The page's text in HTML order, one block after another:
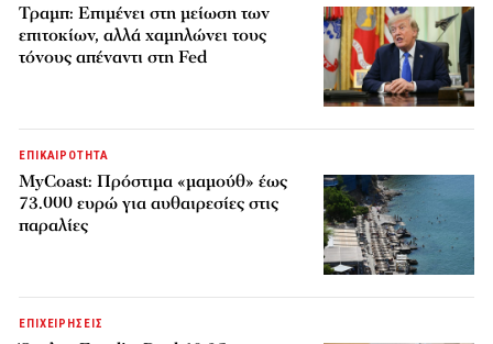
Τραμπ: Επιμένει στη μείωση των
επιτοκίων, αλλά χαμηλώνει τους
τόνους απέναντι στη Fed
ΕΠΙΚΑΙΡΟΤΗΤΑ
MyCoast: Πρόστιμα «μαμούθ» έως
73.000 ευρώ για αυθαιρεσίες στις
παραλίες
ΕΠΙΧΕΙΡΗΣΕΙΣ